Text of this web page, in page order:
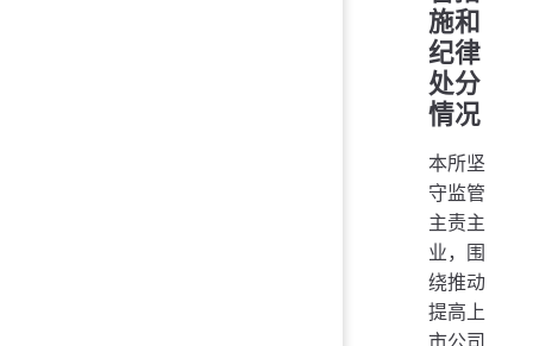
施和
纪律
处分
情况
本所坚
守监管
主责主
业，围
绕推动
提高上